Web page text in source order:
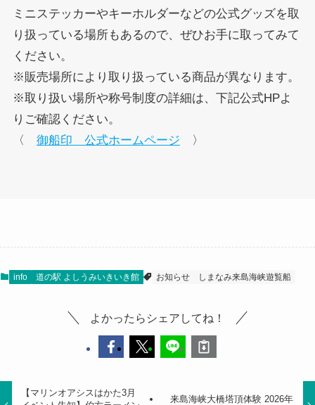
ミニステッカーやキーホルダーなどの公式グッズを取
り扱っている場所もあるので、ぜひお手に取ってみて
ください。
※販売場所により取り扱っている商品が異なります。
※取り扱い場所や称号制度の詳細は、下記公式HPよ
りご確認ください。
〈 御船印 公式ホームページ 〉
info 道の駅 よしうみいきいき館 お知らせ しまなみ来島海峡遊覧船
よかったらシェアしてね！
【マリンオアシスはかた3月
来島海峡大橋塔頂体験 2026年